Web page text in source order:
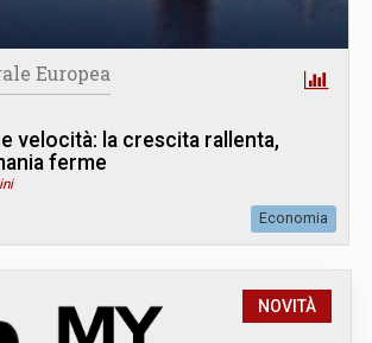
Europea
velocità: la crescita rallenta,
ferme
Economia
NOVITÀ